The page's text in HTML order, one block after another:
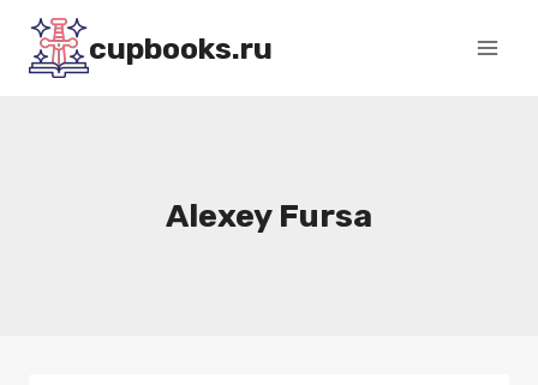
Перейти
содержимому
cupbooks.ru
Alexey Fursa